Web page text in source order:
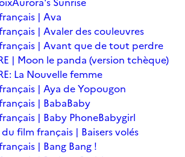
| Ava
| Avaler des couleuvres
| Avant que de tout perdre
| Moon le panda (version tchèque)
La Nouvelle femme
| Aya de Yopougon
| BabaBaby
| Baby PhoneBabygirl
film français | Baisers volés
| Bang Bang !